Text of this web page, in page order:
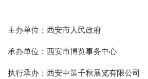
主办单位：西安市人民政府
承办单位：西安市博览事务中心
执行承办：西安中策千秋展览有限公司